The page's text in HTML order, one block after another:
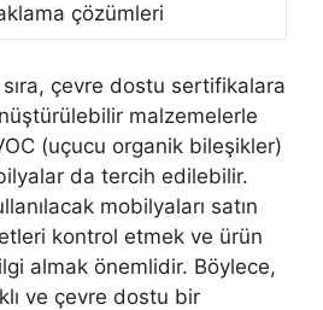
çözümleri
sıra, çevre dostu sertifikalara
malzemelerle
(uçucu organik bileşikler)
da tercih edilebilir.
mobilyaları satın
kontrol etmek ve ürün
almak önemlidir. Böylece,
ve çevre dostu bir